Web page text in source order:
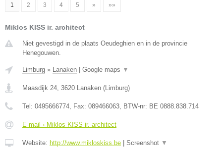
1 2 3 4 5 » »»
Miklos KISS ir. architect
Niet gevestigd in de plaats Oeudeghien en in de provincie
Henegouwen.
Limburg » Lanaken Google maps ▼
Maasdijk 24, 3620 Lanaken (Limburg)
Tel: 0495666774, Fax: 089466063, BTW-nr: BE 0888.838.714
E-mail › Miklos KISS ir. architect
Website: http://www.mikloskiss.be Screenshot ▼